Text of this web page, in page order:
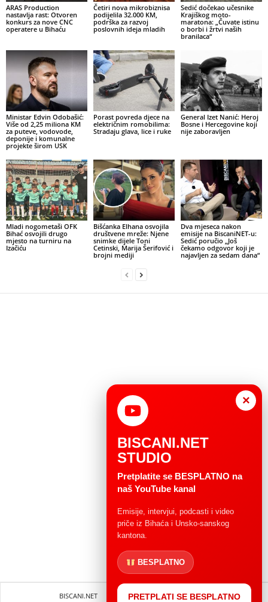
ARAS Production
nastavlja rast: Otvoren
konkurs za nove CNC
operatere u Bihaću
Četiri nova mikrobiznisa
podijelila 32.000 KM,
podrška za razvoj
poslovnih ideja mladih
Sedić dočekao učesnike
Krajiškog moto-
maratona: „Čuvate istinu
o borbi i žrtvi naših
branilaca“
Ministar Edvin Odobašić:
Više od 2,25 miliona KM
za puteve, vodovode,
deponije i komunalne
projekte širom USK
Porast povreda djece na
električnim romobilima:
Stradaju glava, lice i ruke
General Izet Nanić: Heroj
Bosne i Hercegovine koji
nije zaboravljen
Mladi nogometaši OFK
Bihać osvojili drugo
mjesto na turniru na
Izačiću
Bišćanka Elhana osvojila
društvene mreže: Njene
snimke dijele Toni
Cetinski, Marija Šerifović i
brojni mediji
Dva mjeseca nakon
emisije na BiscaniNET-u:
Sedić poručio „Još
čekamo odgovor koji je
najavljen za sedam dana“
BISCANI.NET Impressum Uvjeti korištenja
×
BISCANI.NET
STUDIO
Pretplatite se BESPLATNO na
naš YouTube kanal
Emisije, intervjui, podcasti i video
priče iz Bihaća i Unsko-sanskog
kantona.
BESPLATNO
PRETPLATI SE BESPLATNO